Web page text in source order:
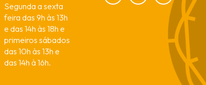
Segunda a sexta
feira das 9h às 13h
e das 14h às 18h e
primeiros sábados
das 10h às 13h e
das 14h à 16h.